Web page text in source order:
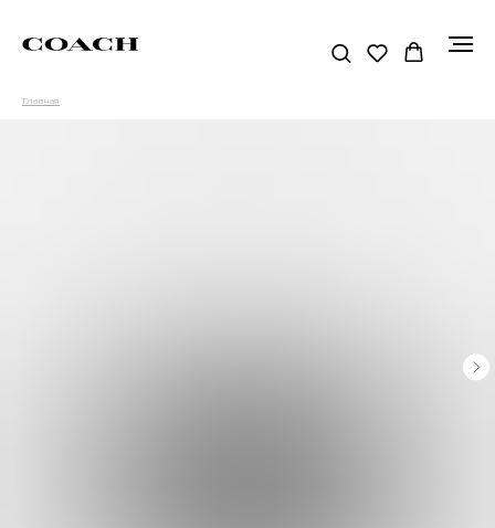
Главная